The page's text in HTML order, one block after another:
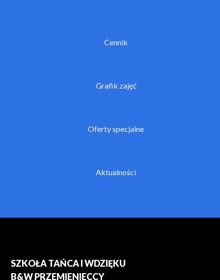
Cennik
Grafik zajęć
Oferty specjalne
Aktualności
SZKOŁA TAŃCA I WDZIĘKU
B&W PRZEMIENIECCY